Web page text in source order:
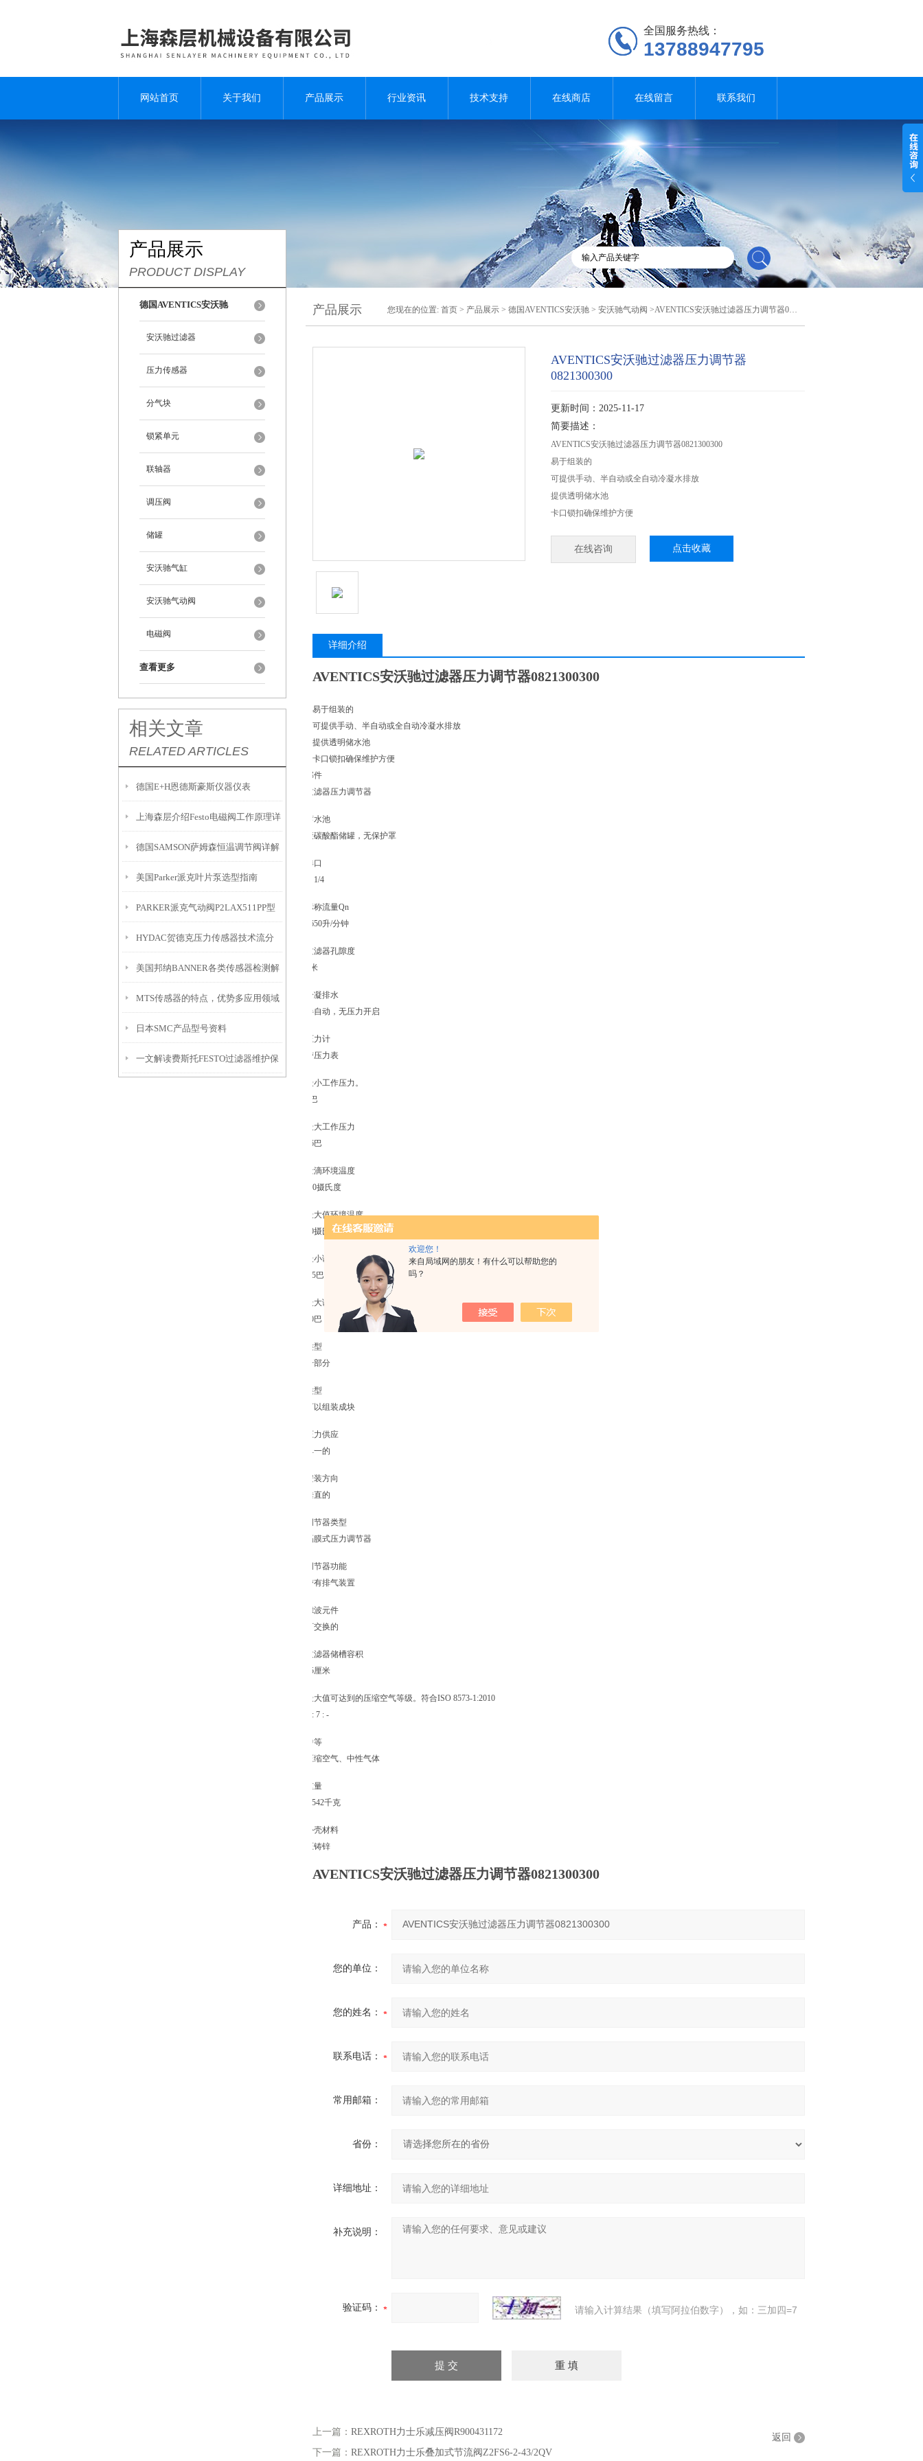
欢迎您！
来自局域网的朋友！有什么可以帮助您的
吗？
全国服务热线：
13788947795
网站首页 关于我们 产品展示 行业资讯 技术支持 在线商店 在线留言 联系我们
产品展示
PRODUCT DISPLAY
德国AVENTICS安沃驰
安沃驰过滤器
压力传感器
分气块
锁紧单元
联轴器
调压阀
储罐
安沃驰气缸
安沃驰气动阀
电磁阀
查看更多
相关文章
RELATED ARTICLES
德国E+H恩德斯豪斯仪器仪表
上海森层介绍Festo电磁阀工作原理详
解
德国SAMSON萨姆森恒温调节阀详解
美国Parker派克叶片泵选型指南
PARKER派克气动阀P2LAX511PP型
号价格表
HYDAC贺德克压力传感器技术流分
享
美国邦纳BANNER各类传感器检测解
析
MTS传感器的特点，优势多应用领域
广，赶紧过来看看吧
日本SMC产品型号资料
一文解读费斯托FESTO过滤器维护保
产品展示 您现在的位置: 首页 > 产品展示 > 德国AVENTICS安沃驰 > 安沃驰气动阀 >AVENTICS安沃驰过滤器压力调节器0821300300
AVENTICS安沃驰过滤器压力调节器
0821300300
更新时间：2025-11-17
简要描述：
AVENTICS安沃驰过滤器压力调节器0821300300
易于组装的
可提供手动、半自动或全自动冷凝水排放
提供透明储水池
卡口锁扣确保维护方便
在线咨询 点击收藏
详细介绍
AVENTICS安沃驰过滤器压力调节器0821300300
易于组装的
可提供手动、半自动或全自动冷凝水排放
提供透明储水池
卡口锁扣确保维护方便
部件
过滤器压力调节器
蓄水池
聚碳酸酯储罐，无保护罩
港口
G 1/4
标称流量Qn
1650升/分钟
过滤器孔隙度
5米
冷凝排水
半自动，无压力开启
压力计
带压力表
最小工作压力。
2巴
最大工作压力
16巴
量滴环境温度
-10摄氏度
最大值环境温度
60摄氏度
最小调节范围。
0.5巴
最大调节范围。
10巴
类型
一部分
类型
可以组装成块
压力供应
单一的
安装方向
垂直的
调节器类型
隔膜式压力调节器
调节器功能
带有排气装置
滤波元件
可交换的
过滤器储槽容积
25厘米
最大值可达到的压缩空气等级。符合ISO 8573-1:2010
6 : 7 : -
中等
压缩空气、中性气体
重量
0.542千克
外壳材料
压铸锌
AVENTICS安沃驰过滤器压力调节器0821300300
产品：
您的单位：
您的姓名：
联系电话：
常用邮箱：
省份：
详细地址：
补充说明：
验证码： 请输入计算结果（填写阿拉伯数字），如：三加四=7
上一篇： REXROTH力士乐减压阀R900431172
下一篇： REXROTH力士乐叠加式节流阀Z2FS6-2-43/2QV
返回